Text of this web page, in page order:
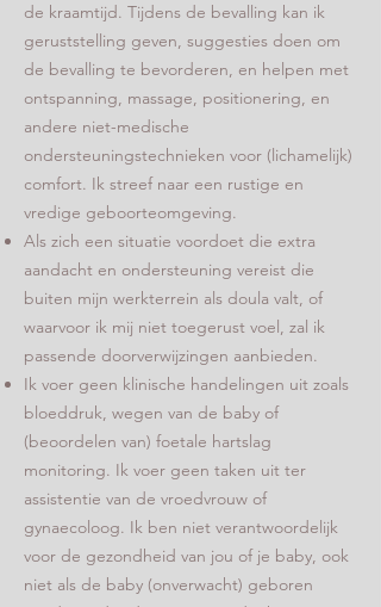
de kraamtijd. Tijdens de bevalling kan ik
geruststelling geven, suggesties doen om
de bevalling te bevorderen, en helpen met
ontspanning, massage, positionering, en
andere niet-medische
ondersteuningstechnieken voor (lichamelijk)
comfort. Ik streef naar een rustige en
vredige geboorteomgeving.
Als zich een situatie voordoet die extra
aandacht en ondersteuning vereist die
buiten mijn werkterrein als doula valt, of
waarvoor ik mij niet toegerust voel, zal ik
passende doorverwijzingen aanbieden.
Ik voer geen klinische handelingen uit zoals
bloeddruk, wegen van de baby of
(beoordelen van) foetale hartslag
monitoring. Ik voer geen taken uit ter
assistentie van de vroedvrouw of
gynaecoloog. Ik ben niet verantwoordelijk
voor de gezondheid van jou of je baby, ook
niet als de baby (onverwacht) geboren